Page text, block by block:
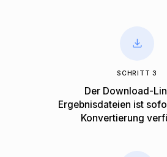
SCHRITT 3
Der Download-
Ergebnisdateien ist
Konvertierung